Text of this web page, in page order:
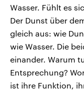
Wasser. Fühlt es
Der Dunst über
gleich aus: wie
wie Wasser. Die
einander. Warum
Entsprechung?
ist ihre Funktion,